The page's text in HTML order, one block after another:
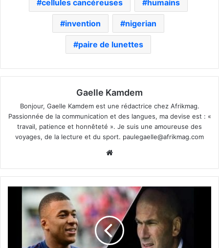
cellules cancéreuses humains
invention nigerian
paire de lunettes
Gaelle Kamdem
Bonjour, Gaelle Kamdem est une rédactrice chez Afrikmag.
Passionnée de la communication et des langues, ma devise est : «
travail, patience et honnêteté ». Je suis une amoureuse des
voyages, de la lecture et du sport. paulegaelle@afrikmag.com